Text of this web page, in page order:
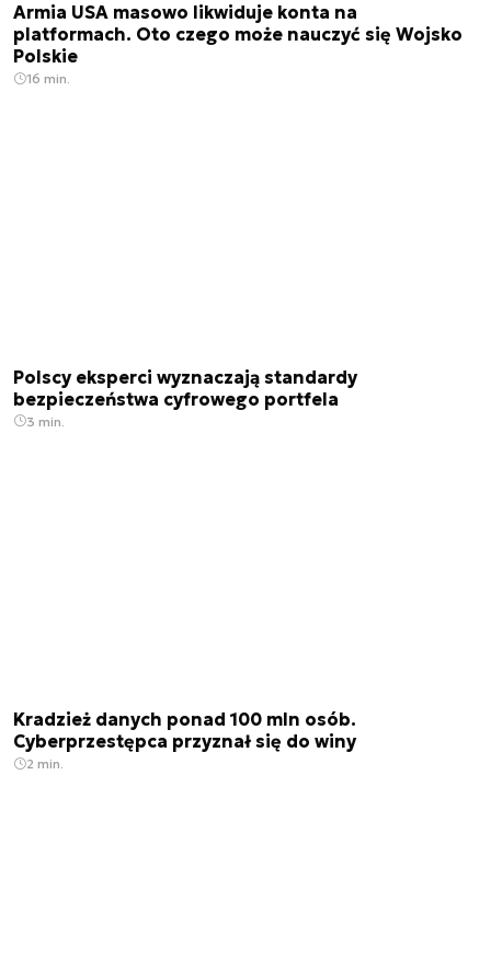
Armia USA masowo likwiduje konta na
platformach. Oto czego może nauczyć się Wojsko
Polskie
16 min.
Polscy eksperci wyznaczają standardy
bezpieczeństwa cyfrowego portfela
3 min.
Kradzież danych ponad 100 mln osób.
Cyberprzestępca przyznał się do winy
2 min.